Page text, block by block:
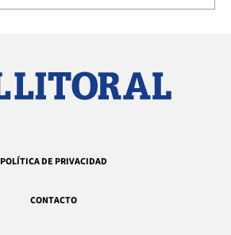
POLÍTICA DE PRIVACIDAD
CONTACTO